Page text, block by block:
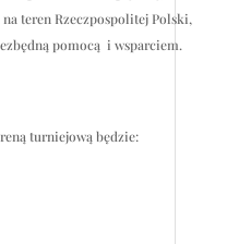
teren Rzeczpospolitej Polski,
pomocą i wsparciem.
turniejową będzie: